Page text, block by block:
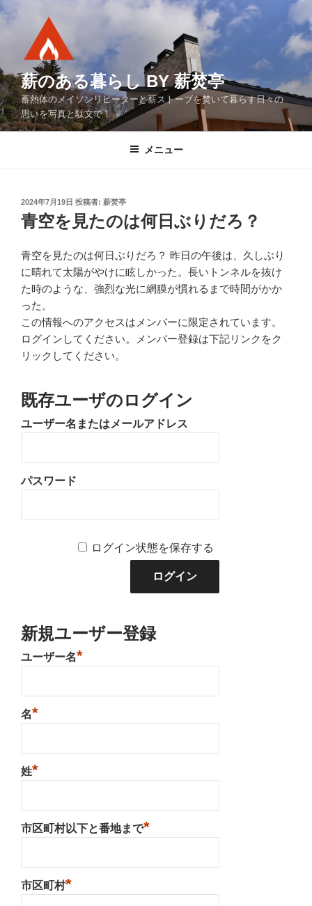
コ
ン
ツ
へ
ス
キ
薪のある暮らし BY 薪焚亭
蓄熱体のメイソンリヒーターと薪ストーブを焚いて暮らす日々の
思いを写真と駄文で！
メニュー
投
稿
日:
2024年7月19日 投稿者: 薪焚亭
青空を見たのは何日ぶりだろ？
青空を見たのは何日ぶりだろ？ 昨日の午後は、久しぶり
に晴れて太陽がやけに眩しかった。長いトンネルを抜け
た時のような、強烈な光に網膜が慣れるまで時間がかか
った。
この情報へのアクセスはメンバーに限定されています。
ログインしてください。メンバー登録は下記リンクをク
リックしてください。
既存ユーザのログイン
ユーザー名またはメールアドレス
パスワード
ログイン状態を保存する
新規ユーザー登録
ユーザー名*
名*
姓*
市区町村以下と番地まで*
市区町村*